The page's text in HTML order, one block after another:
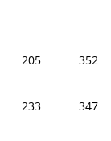
205
352
233 347